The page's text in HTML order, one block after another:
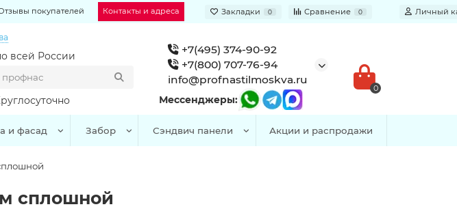
покупателей Контакты и адреса Закладки 0 Сравнение 0 Личный
всей России
+7(495) 374-90-92
+7(800) 707-76-94
info@profnastilmoskva.ru
Мессенджеры:
0
и фасад Забор Сэндвич панели Акции и распродажи
сплошной